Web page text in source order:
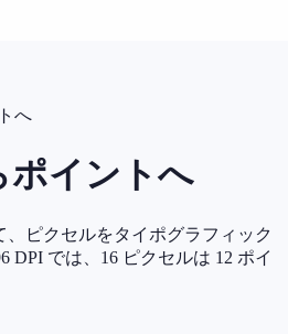
へ
ポイントへ
ピクセルをタイポグラフィック
DPI では、16 ピクセルは 12 ポイ